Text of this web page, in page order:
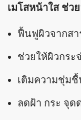
เมโสหน้าใส ช่ว
ฟื้นฟูผิวจากส
ช่วยให้ผิวกระ
เติมความชุ่ม
ลดฝ้า กระ จุด